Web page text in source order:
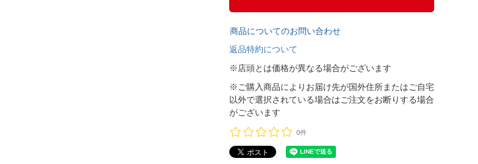
商品についてのお問い合わせ
返品特約について
※店頭とは価格が異なる場合がございます
※ご購入商品によりお届け先が国外住所またはご自宅
以外で選択されている場合はご注文をお断りする場合
がございます
0件